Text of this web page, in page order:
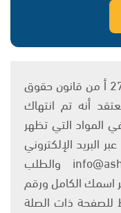
يتم الاستخدام المواد وفقًا للمادة 27 أ من قانون حقوق
وإن كنت تعتقد أنه تم انتهاك
المواد التي تظهر
البريد الإلكتروني
على العنوان التالي: info@ashams.com والطلب
اسمك الكامل ورقم
للصفحة ذات الصلة